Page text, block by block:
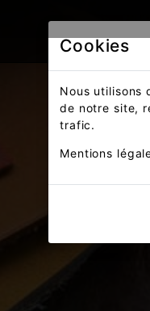
Cookies
Nous utilisons
de notre site,
trafic.
Mentions